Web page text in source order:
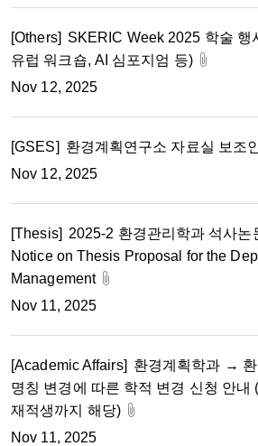
[Others] SKERIC Week 2025 학술 행
유럽 워크숍, AI 심포지엄 등)
Nov 12, 2025
[GSES] 환경계획연구소 자료실 보조
Nov 12, 2025
[Thesis] 2025-2 환경관리학과 석사논
Notice on Thesis Proposal for the
Management
Nov 11, 2025
[Academic Affairs] 환경계획학과 →
명칭 변경에 따른 학적 변경 신청 안내
재적생까지 해당)
Nov 11, 2025